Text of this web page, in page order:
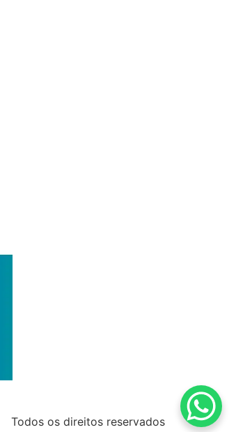
Todos os direitos reservados